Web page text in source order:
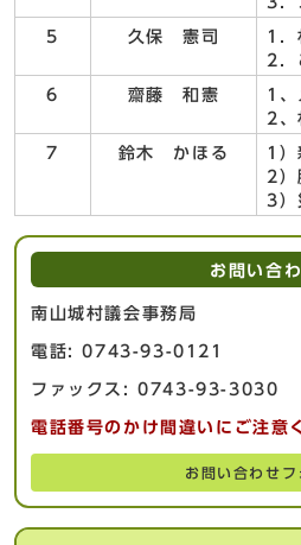
5 久保 憲司
1．
2．
6 齋藤 和憲
1、
2、
7 鈴木 かほる
1
2）
3）
お問い合
南山城村議会事務局
電話: 0743-93-0121
ファックス: 0743-93-3030
電話番号のかけ間違いにご注意
お問い合わせフ